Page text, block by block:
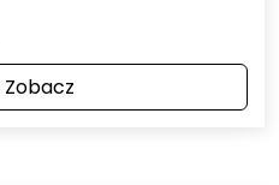
Zobacz